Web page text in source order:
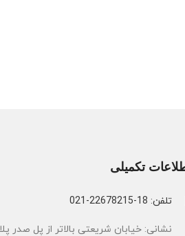
تکمیلی
تلفن: 18-22678215-021
نشانی: خیابان شریعتی بالاتر از پل صدر